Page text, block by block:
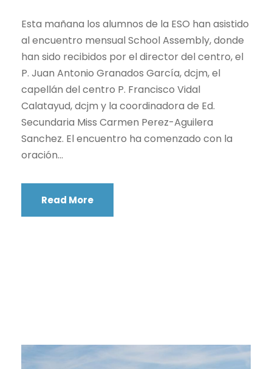
Esta mañana los alumnos de la ESO han asistido
al encuentro mensual School Assembly, donde
han sido recibidos por el director del centro, el
P. Juan Antonio Granados García, dcjm, el
capellán del centro P. Francisco Vidal
Calatayud, dcjm y la coordinadora de Ed.
Secundaria Miss Carmen Perez-Aguilera
Sanchez. El encuentro ha comenzado con la
oración...
Read More